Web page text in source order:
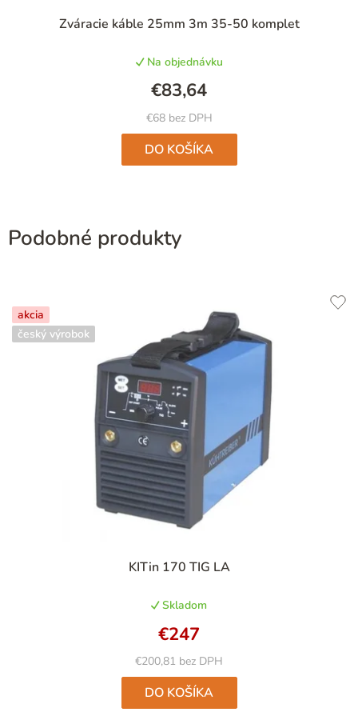
Zváracie káble 25mm 3m 35-50 komplet
hodnotenie
je
5,0
z
5
hviezdičiek.
Na objednávku
€68 bez DPH
€83,64
DO KOŠÍKA
Podobné produkty
akcia
český výrobok
KITin 170 TIG LA
hodnotenie
je
5,0
z
5
hviezdičiek.
Skladom
€200,81 bez DPH
€247
DO KOŠÍKA